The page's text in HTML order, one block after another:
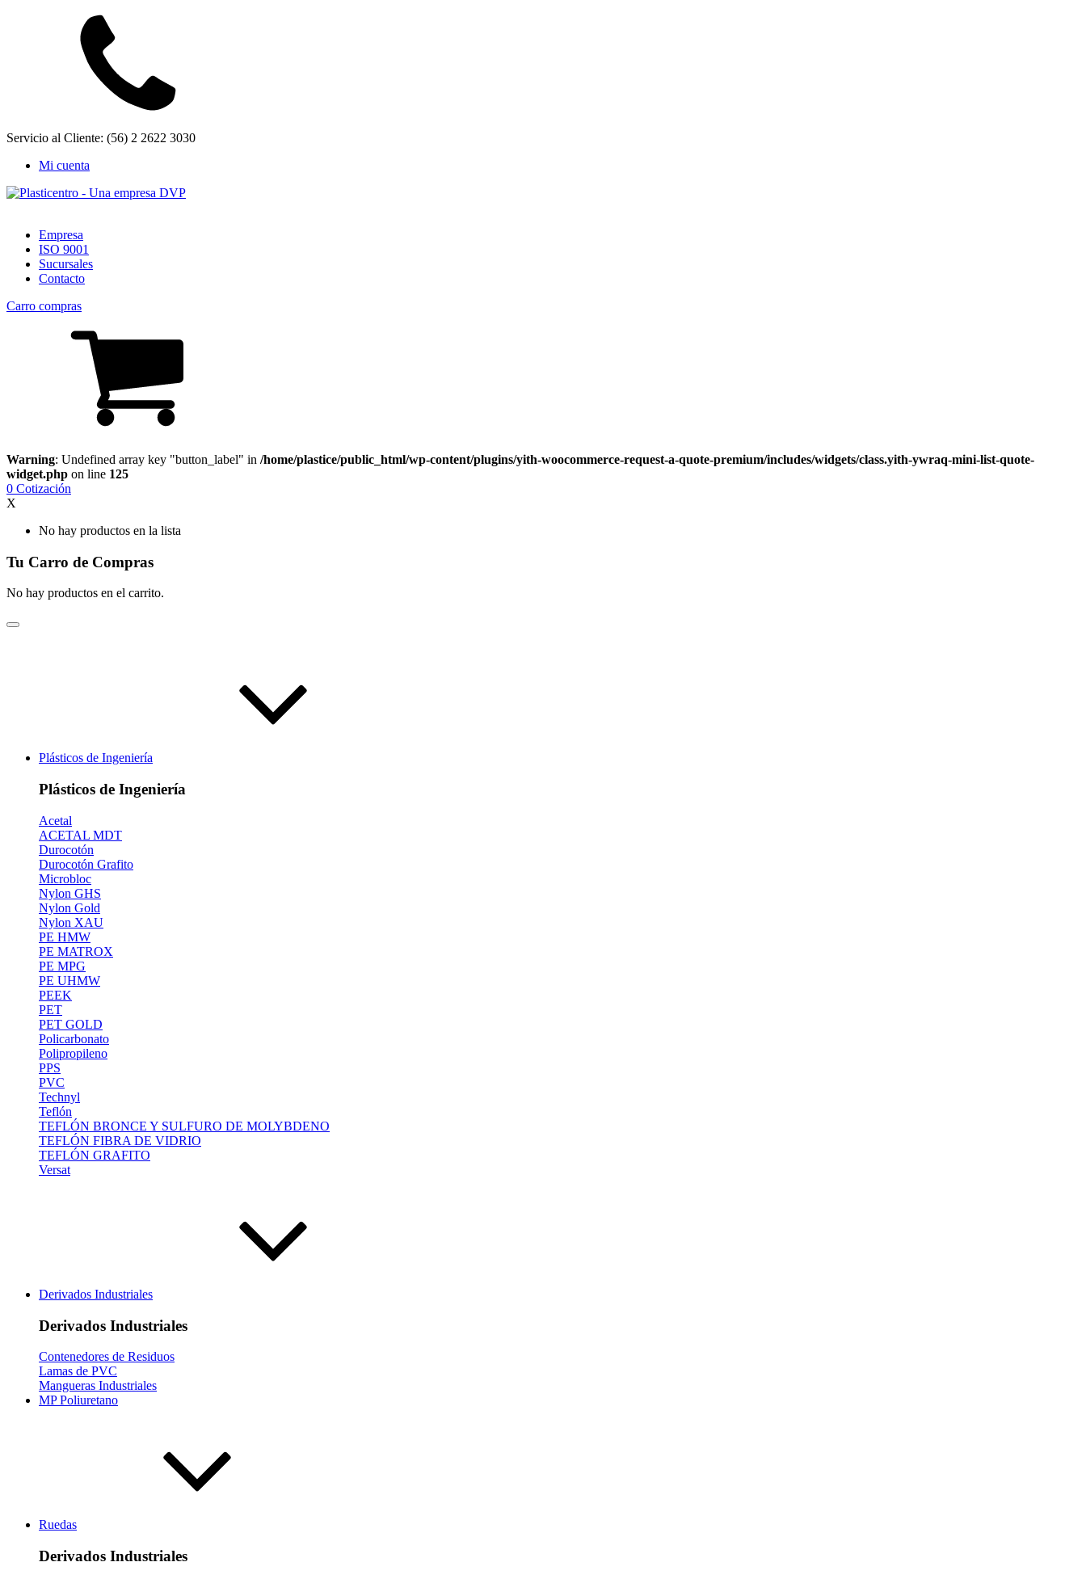
Servicio al Cliente: (56) 2 2622 3030
Mi cuenta
Empresa
ISO 9001
Sucursales
Contacto
Carro compras
Warning: Undefined array key "button_label" in /home/plastice/public_html/wp-content/plugins/yith-woocommerce-request-a-quote-premium/includes/widgets/class.yith-ywraq-mini-list-quote-
widget.php on line 125
0 Cotización
X
No hay productos en la lista
Tu Carro de Compras
No hay productos en el carrito.
Plásticos de Ingeniería
Plásticos de Ingeniería
Acetal
ACETAL MDT
Durocotón
Durocotón Grafito
Microbloc
Nylon GHS
Nylon Gold
Nylon XAU
PE HMW
PE MATROX
PE MPG
PE UHMW
PEEK
PET
PET GOLD
Policarbonato
Polipropileno
PPS
PVC
Technyl
Teflón
TEFLÓN BRONCE Y SULFURO DE MOLYBDENO
TEFLÓN FIBRA DE VIDRIO
TEFLÓN GRAFITO
Versat
Derivados Industriales
Derivados Industriales
Contenedores de Residuos
Lamas de PVC
Mangueras Industriales
MP Poliuretano
Ruedas
Derivados Industriales